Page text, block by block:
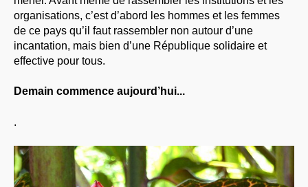
organisations, c’est d’abord les hommes et les femmes
de ce pays qu’il faut rassembler non autour d’une
incantation, mais bien d’une République solidaire et
effective pour tous.
Demain commence aujourd’hui...
.